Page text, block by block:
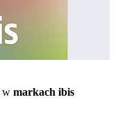
w markach ibis